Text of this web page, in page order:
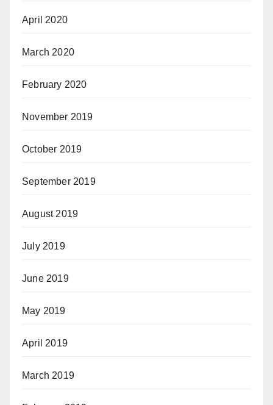
April 2020
March 2020
February 2020
November 2019
October 2019
September 2019
August 2019
July 2019
June 2019
May 2019
April 2019
March 2019